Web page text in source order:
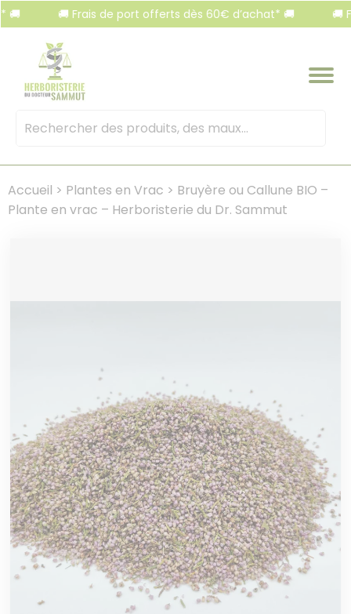
🚚 Frais de port offerts dès 60€ d’achat* 🚚 🚚
Mots
Accueil > Plantes en Vrac > Bruyère ou Callune BIO –
Plante en vrac – Herboristerie du Dr. Sammut
Panneau de gestion des cookies